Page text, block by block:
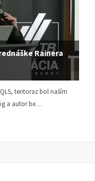
Rainera
tentoraz bol naším
a autor be…